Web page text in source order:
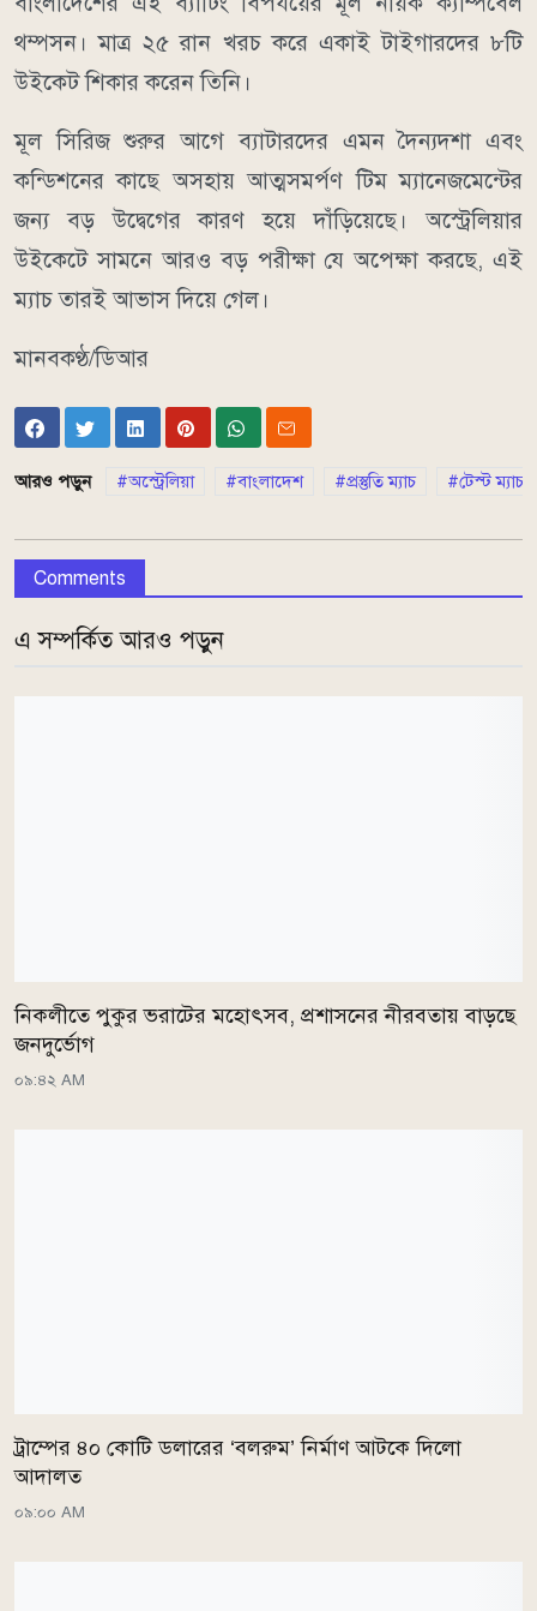
থম্পসন। মাত্র ২৫ রান খরচ করে একাই টাইগারদের ৮টি
উইকেট শিকার করেন তিনি।
মূল সিরিজ শুরুর আগে ব্যাটারদের এমন দৈন্যদশা এবং
কন্ডিশনের কাছে অসহায় আত্মসমর্পণ টিম ম্যানেজমেন্টের
জন্য বড় উদ্বেগের কারণ হয়ে দাঁড়িয়েছে। অস্ট্রেলিয়ার
উইকেটে সামনে আরও বড় পরীক্ষা যে অপেক্ষা করছে, এই
ম্যাচ তারই আভাস দিয়ে গেল।
মানবকণ্ঠ/ডিআর
আরও পড়ুন অস্ট্রেলিয়া বাংলাদেশ প্রস্তুতি ম্যাচ টেস্ট ম্যাচ
Comments
এ সম্পর্কিত আরও পড়ুন
নিকলীতে পুকুর ভরাটের মহোৎসব, প্রশাসনের নীরবতায় বাড়ছে
জনদুর্ভোগ
০৯:৪২ AM
ট্রাম্পের ৪০ কোটি ডলারের ‘বলরুম’ নির্মাণ আটকে দিলো
আদালত
০৯:০০ AM